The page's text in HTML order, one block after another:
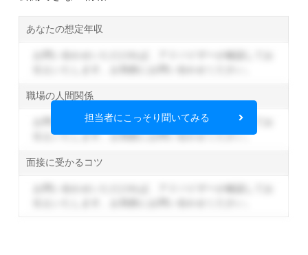
あなたの想定年収
職場の人間関係
お問い合わせいただければ、アドバイザーが確認してお
伝えいたします。お気軽にお問い合わせください。
面接に受かるコツ
担当者にこっそり聞いてみる